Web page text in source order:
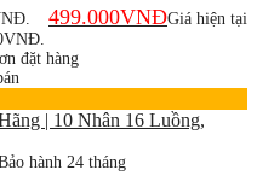
499.000VNĐGiá hiện tại
đặt hàng
hành 24 tháng